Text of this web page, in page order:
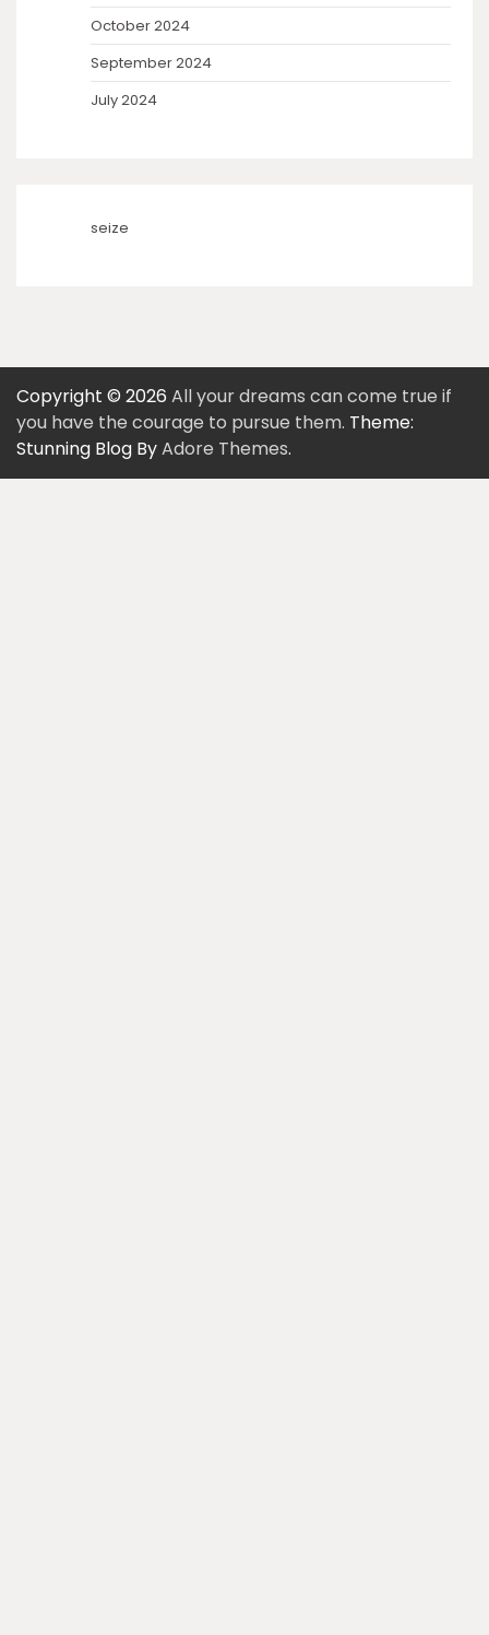
October 2024
September 2024
July 2024
seize
Copyright © 2026 All your dreams can come true if
you have the courage to pursue them. Theme:
Stunning Blog ByAdore Themes.